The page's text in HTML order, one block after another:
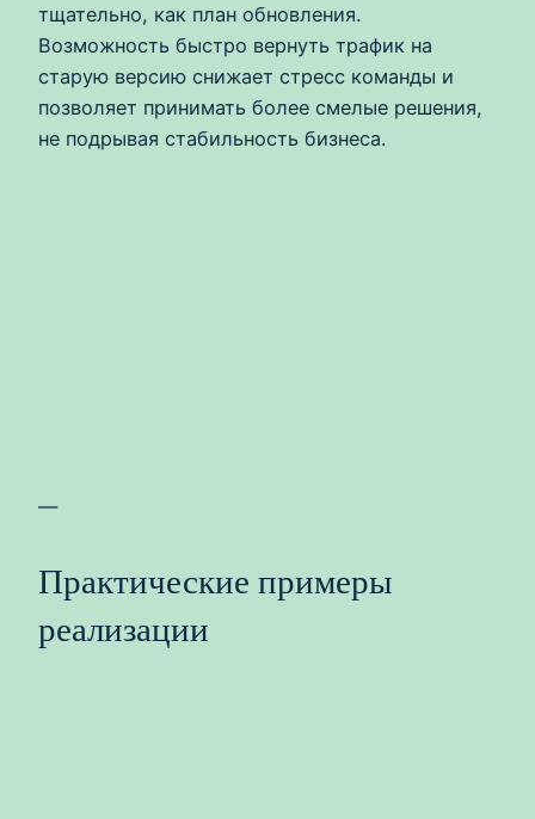
тщательно, как план обновления.
Возможность быстро вернуть трафик на
старую версию снижает стресс команды и
позволяет принимать более смелые решения,
не подрывая стабильность бизнеса.
—
Практические примеры
реализации